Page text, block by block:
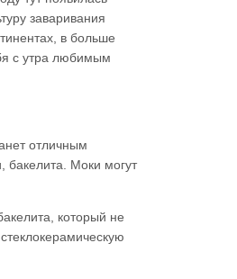
заваривания
в больше
с утра любимым
отличным
Моки могут
который не